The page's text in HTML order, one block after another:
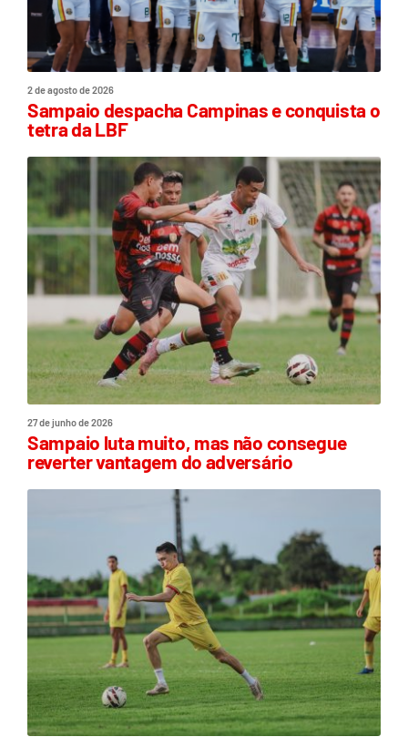
2 de agosto de 2026
Sampaio despacha Campinas e conquista o
tetra da LBF
27 de junho de 2026
Sampaio luta muito, mas não consegue
reverter vantagem do adversário